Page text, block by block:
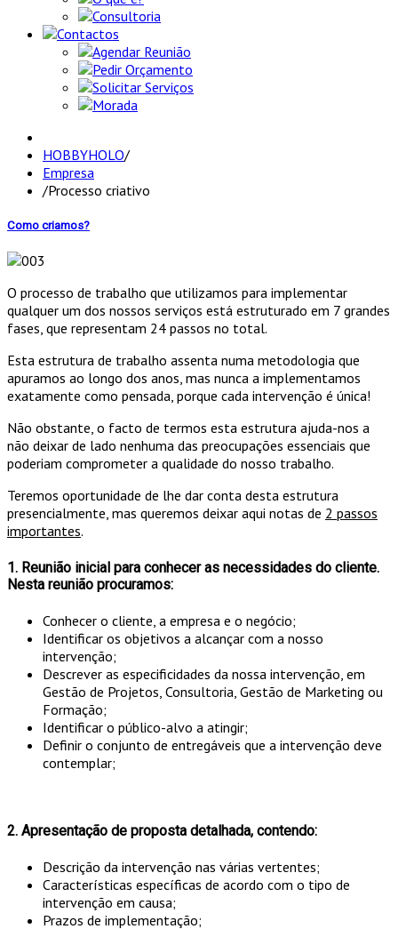
Consultoria
Contactos
Agendar Reunião
Pedir Orçamento
Solicitar Serviços
Morada
HOBBYHOLO/
Empresa
/Processo criativo
Como criamos?
O processo de trabalho que utilizamos para implementar
qualquer um dos nossos serviços está estruturado em 7 grandes
fases, que representam 24 passos no total.
Esta estrutura de trabalho assenta numa metodologia que
apuramos ao longo dos anos, mas nunca a implementamos
exatamente como pensada, porque cada intervenção é única!
Não obstante, o facto de termos esta estrutura ajuda-nos a
não deixar de lado nenhuma das preocupações essenciais que
poderiam comprometer a qualidade do nosso trabalho.
Teremos oportunidade de lhe dar conta desta estrutura
presencialmente, mas queremos deixar aqui notas de 2 passos
importantes.
1. Reunião inicial para conhecer as necessidades do cliente.
Nesta reunião procuramos:
Conhecer o cliente, a empresa e o negócio;
Identificar os objetivos a alcançar com a nosso
intervenção;
Descrever as especificidades da nossa intervenção, em
Gestão de Projetos, Consultoria, Gestão de Marketing ou
Formação;
Identificar o público-alvo a atingir;
Definir o conjunto de entregáveis que a intervenção deve
contemplar;
2. Apresentação de proposta detalhada, contendo:
Descrição da intervenção nas várias vertentes;
Características específicas de acordo com o tipo de
intervenção em causa;
Prazos de implementação;